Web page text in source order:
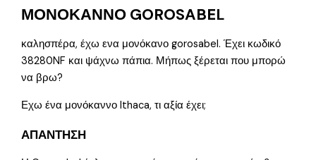
ΜΟΝΟΚΑΝΝΟ GOROSABEL
καλησπέρα, έχω ενα μονόκανο gorosabel. Έχει κωδικό
38280NF και ψάχνω πάπια. Μήπως ξέρεται που μπορώ
να βρω?
Εχω ένα μονόκαννο Ithaca, τι αξία έχει;
ΑΠΑΝΤΗΣΗ